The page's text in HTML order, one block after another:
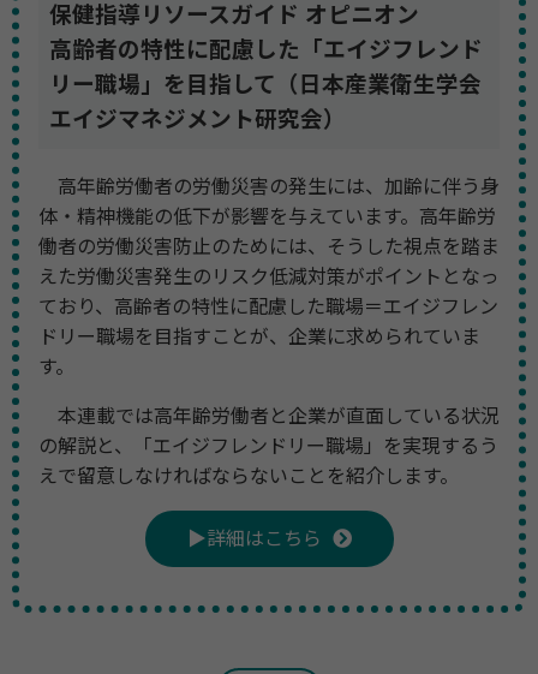
保健指導リソースガイド オピニオン
高齢者の特性に配慮した「エイジフレンド
リー職場」を目指して（日本産業衛生学会
エイジマネジメント研究会）
高年齢労働者の労働災害の発生には、加齢に伴う身
体・精神機能の低下が影響を与えています。高年齢労
働者の労働災害防止のためには、そうした視点を踏ま
えた労働災害発生のリスク低減対策がポイントとなっ
ており、高齢者の特性に配慮した職場＝エイジフレン
ドリー職場を目指すことが、企業に求められていま
す。
本連載では高年齢労働者と企業が直面している状況
の解説と、「エイジフレンドリー職場」を実現するう
えで留意しなければならないことを紹介します。
▶詳細はこちら